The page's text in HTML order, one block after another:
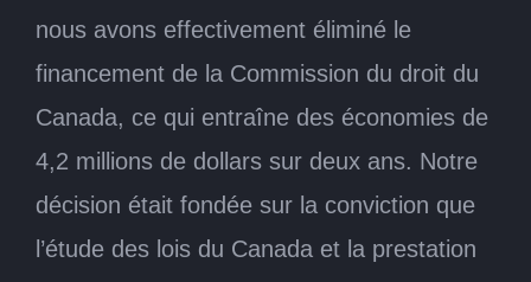
nous avons effectivement éliminé le
financement de la Commission du droit du
Canada, ce qui entraîne des économies de
4,2 millions de dollars sur deux ans. Notre
décision était fondée sur la conviction que
l’étude des lois du Canada et la prestation